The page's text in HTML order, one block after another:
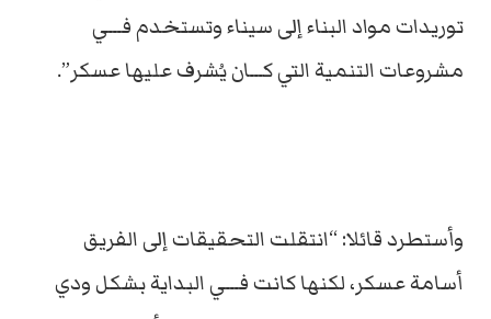
توريدات مواد البناء إلى سيناء وتستخدم فـــي
مشروعات التنمية التي كـــان يُشرف عليها عسكر”.
وأستطرد قائلا: “انتقلت التحقيقات إلى الفريق
أسامة عسكر، لكنها كانت فـــي البداية بشكل ودي